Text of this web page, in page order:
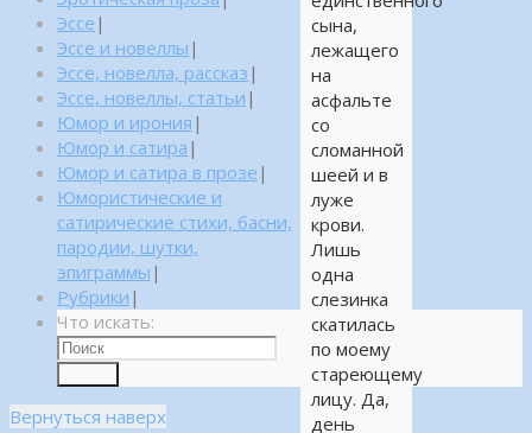
сына,
лежащего
на
асфальте
со
сломанной
шеей и в
луже
крови.
Лишь
одна
слезинка
скатилась
по моему
стареющему
лицу. Да,
день
Эссе |
Эссе и новеллы |
Эссе, новелла, рассказ |
Эссе, новеллы, статьи |
Юмор и ирония |
Юмор и сатира |
Юмор и сатира в прозе |
Юмористические и
сатирические стихи, басни,
пародии, шутки,
эпиграммы |
Рубрики |
Что искать:
Вернуться наверх